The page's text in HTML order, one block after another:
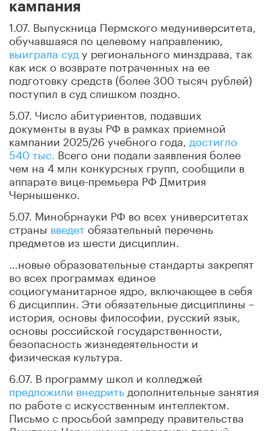
кампания
1.07. Выпускница Пермского медуниверситета,
обучавшаяся по целевому направлению,
выиграла суд у регионального минздрава, так
как иск о возврате потраченных на ее
подготовку средств (более 300 тысяч рублей)
поступил в суд слишком поздно.
5.07. Число абитуриентов, подавших
документы в вузы РФ в рамках приемной
кампании 2025/26 учебного года, достигло
540 тыс. Всего они подали заявления более
чем на 4 млн конкурсных групп, сообщили в
аппарате вице-премьера РФ Дмитрия
Чернышенко.
5.07. Минобрнауки РФ во всех университетах
страны введет обязательный перечень
предметов из шести дисциплин.
…новые образовательные стандарты закрепят
во всех программах единое
социогуманитарное ядро, включающее в себя
6 дисциплин. Эти обязательные дисциплины –
история, основы философии, русский язык,
основы российской государственности,
безопасность жизнедеятельности и
физическая культура.
6.07. В программу школ и колледжей
предложили внедрить дополнительные занятия
по работе с искусственным интеллектом.
Письмо с просьбой зампреду правительства